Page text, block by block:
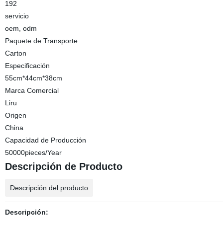
192
servicio
oem, odm
Paquete de Transporte
Carton
Especificación
55cm*44cm*38cm
Marca Comercial
Liru
Origen
China
Capacidad de Producción
50000pieces/Year
Descripción de Producto
Descripción del producto
Descripción: